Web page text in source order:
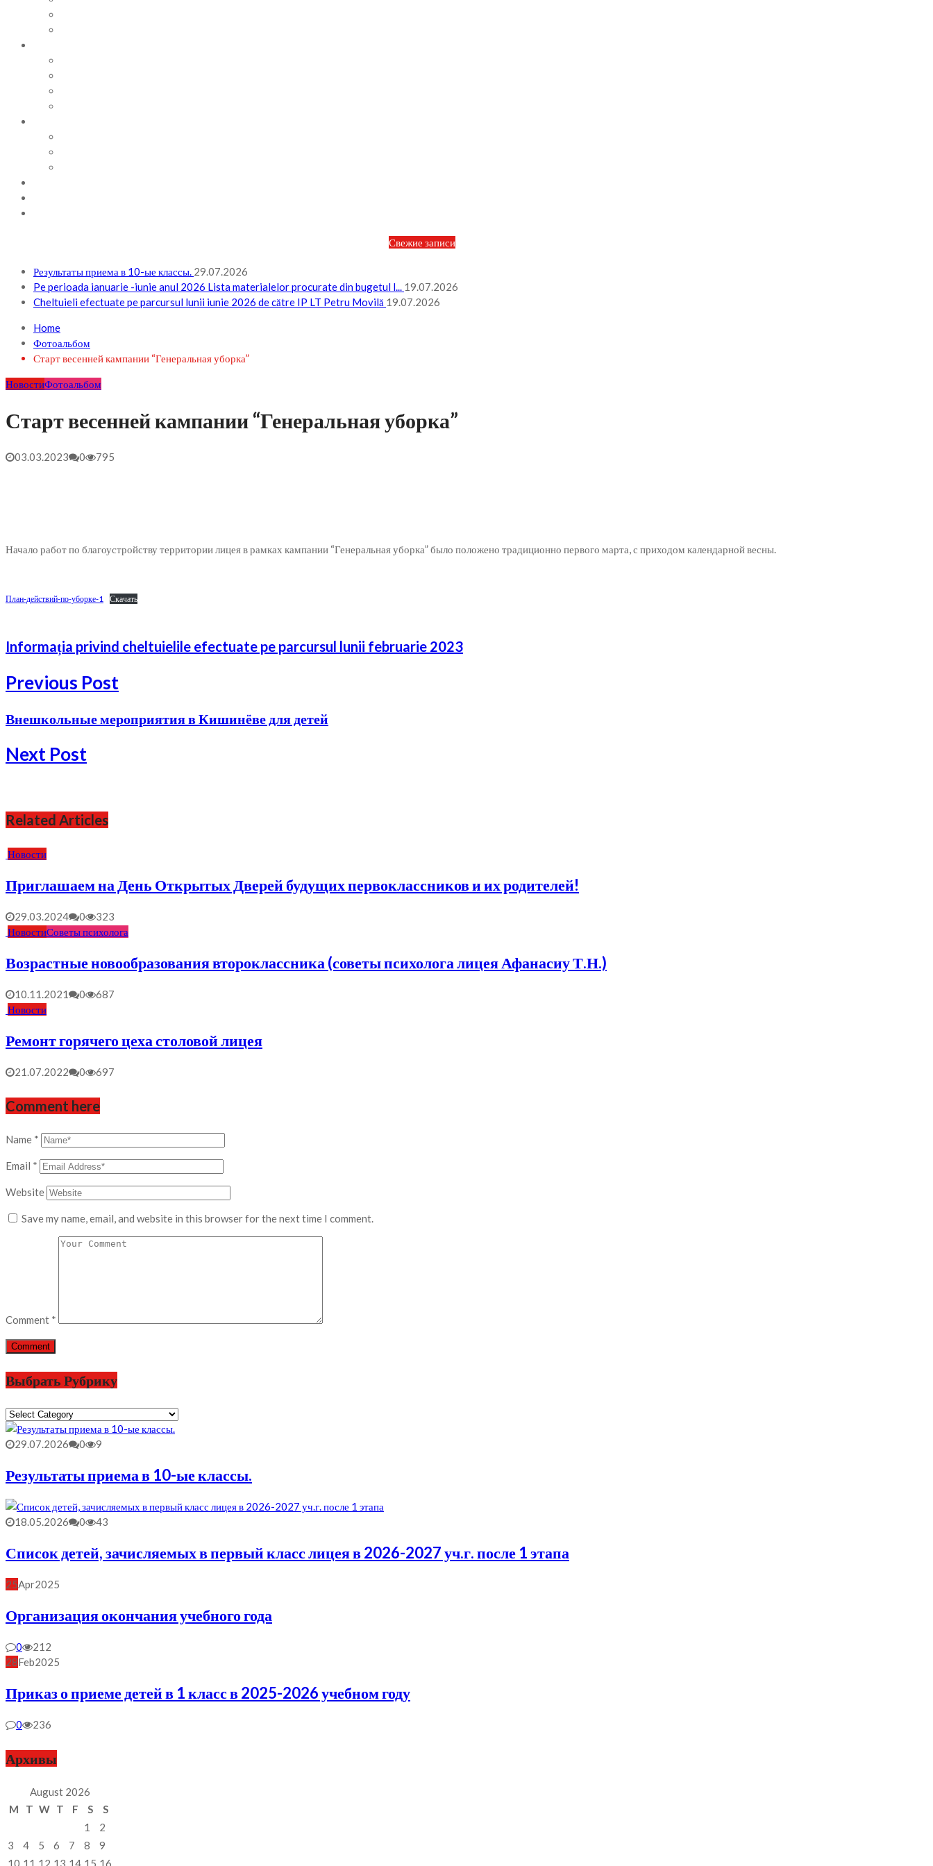
Свежие записи
Результаты приема в 10-ые классы. 29.07.2026
Pe perioada ianuarie -iunie anul 2026 Lista materialelor procurate din bugetul l... 19.07.2026
Cheltuieli efectuate pe parcursul lunii iunie 2026 de către IP LT Petru Movilă 19.07.2026
Home
Фотоальбом
Старт весенней кампании “Генеральная уборка”
НовостиФотоальбом
Старт весенней кампании “Генеральная уборка”
03.03.2023 0 795
Начало работ по благоустройству территории лицея в рамках кампании “Генеральная уборка” было положено традиционно первого марта, с приходом календарной весны.
План-действий-по-уборке-1 Скачать
Informația privind cheltuielile efectuate pe parcursul lunii februarie 2023
Previous Post
Внешкольные мероприятия в Кишинёве для детей
Next Post
Related Articles
Новости
Приглашаем на День Открытых Дверей будущих первоклассников и их родителей!
29.03.2024 0
323
НовостиСоветы психолога
Возрастные новообразования второклассника (советы психолога лицея Афанасиу Т.Н.)
10.11.2021 0
687
Новости
Ремонт горячего цеха столовой лицея
21.07.2022 0 697
Comment here
Name *
Email *
Website
Save my name, email, and website in this browser for the next time I comment.
Comment *
Выбрать Рубрику
Выбрать
Рубрику
29.07.2026
0 9
Результаты приема в 10-ые классы.
18.05.2026 0 43
Список детей, зачисляемых в первый класс лицея в 2026-2027 уч.г. после 1 этапа
25Apr2025
Организация окончания учебного года
0
212
28Feb2025
Приказ о приеме детей в 1 класс в 2025-2026 учебном году
0 236
Архивы
August 2026
M
T W T F S
S
1
2
3
4 5 6 7 8
9